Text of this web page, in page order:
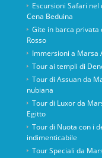
Escursioni Safari
Cena Beduina
Gite in barca privata
Rosso
Immersioni a Marsa
Tour ai templi di
Tour di Assuan da
nubiana
Tour di Luxor da
Egitto
Tour di Nuota con i
indimenticabile
Tour Speciali da